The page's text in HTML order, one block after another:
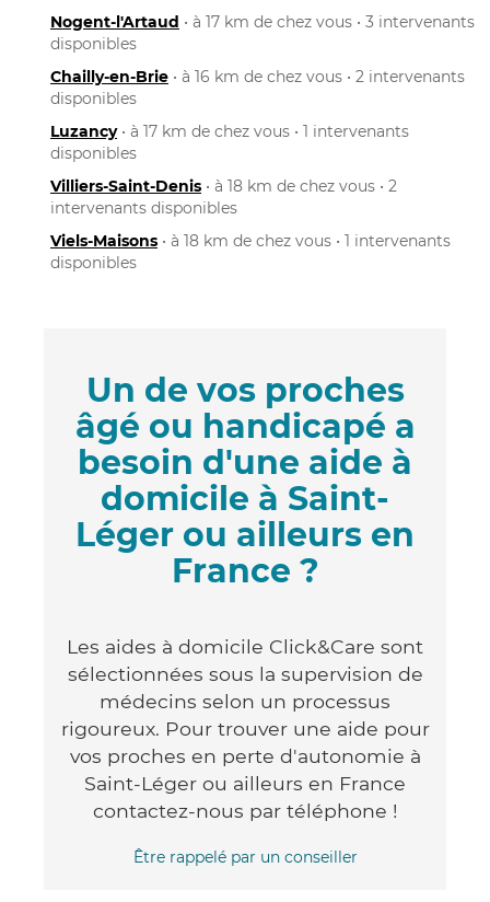
Nogent-l'Artaud • à 17 km de chez vous • 3 intervenants
disponibles
Chailly-en-Brie • à 16 km de chez vous • 2 intervenants
disponibles
Luzancy• à 17 km de chez vous • 1 intervenants
disponibles
Villiers-Saint-Denis • à 18 km de chez vous • 2
intervenants disponibles
Viels-Maisons • à 18 km de chez vous • 1 intervenants
disponibles
Un de vos proches
âgé ou handicapé a
besoin d'une aide à
domicile à Saint-
Léger ou ailleurs en
France ?
Les aides à domicile Click&Care sont
sélectionnées sous la supervision de
médecins selon un processus
rigoureux. Pour trouver une aide pour
vos proches en perte d'autonomie à
Saint-Léger ou ailleurs en France
contactez-nous par téléphone !
Être rappelé par un conseiller